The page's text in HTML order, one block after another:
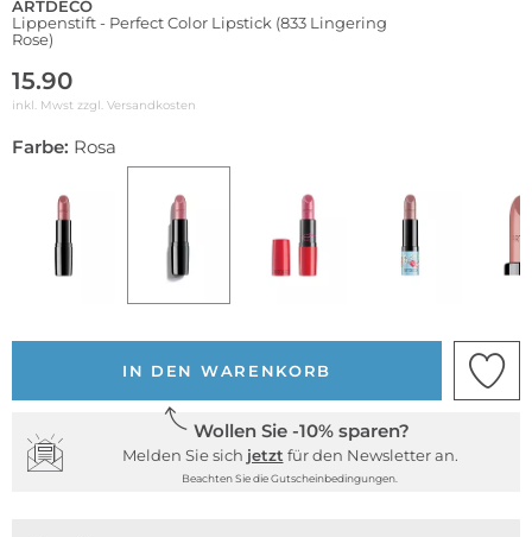
ARTDECO
Lippenstift - Perfect Color Lipstick (833 Lingering
Rose)
15.90
inkl. Mwst zzgl. Versandkosten
Farbe: Rosa
IN DEN WARENKORB
Wollen Sie -10% sparen?
Melden Sie sich jetzt für den Newsletter an.
Beachten Sie die Gutscheinbedingungen.